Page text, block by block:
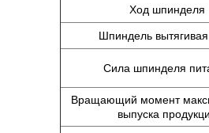
Ход шпинделя
Шпиндель
Сила шпинделя
Вращающий момент
выпуска